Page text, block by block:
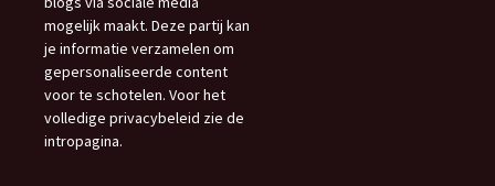
mogelijk maakt. Deze partij kan
je informatie verzamelen om
gepersonaliseerde content
voor te schotelen. Voor het
volledige privacybeleid zie de
intropagina.